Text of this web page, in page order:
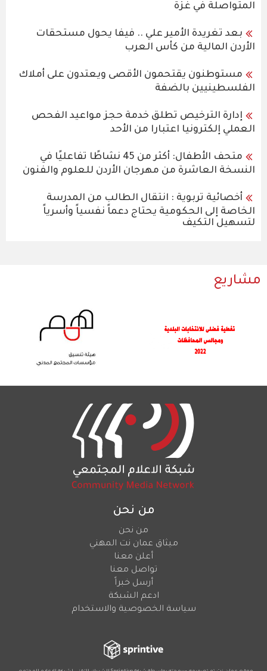
المتواصلة في غزة
بعد تغريدة الأمير علي .. فيفا يحول مستحقات
الأردن المالية من كأس العرب
مستوطنون يقتحمون الأقصى ويعتدون على أملاك
الفلسطينيين بالضفة
إدارة الترخيص تطلق خدمة حجز مواعيد الفحص
العملي إلكترونيا اعتبارا من الأحد
متحف الأطفال: أكثر من 45 نشاطًا تفاعليًا في
النسخة العاشرة من مهرجان الأردن للعلوم والفنون
أخصائية تربوية : انتقال الطالب من المدرسة
الخاصة إلى الحكومية يحتاج دعماً نفسياً وأسرياً
لتسهيل التكيف
مشاريع
من نحن
من نحن
ميثاق عمان نت المهني
أعلن معنا
تواصل معنا
أرسل خبراً
ادعم الشبكة
سياسة الخصوصية والاستخدام